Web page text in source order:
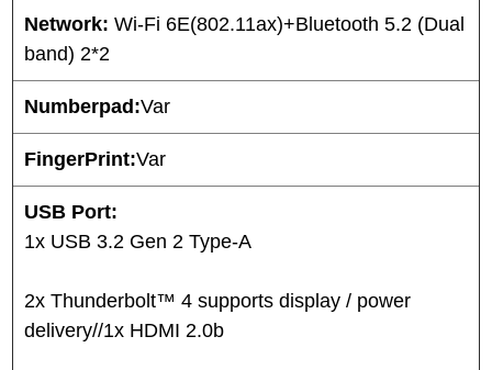
Network: Wi-Fi 6E(802.11ax)+Bluetooth 5.2 (Dual
band) 2*2
Numberpad:Var
FingerPrint:Var
USB Port:
1x USB 3.2 Gen 2 Type-A
2x Thunderbolt™ 4 supports display / power
delivery//1x HDMI 2.0b